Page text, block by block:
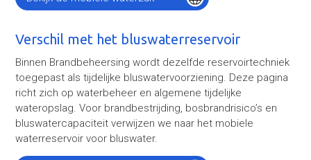
Verschil met het bluswaterreservoir
Binnen Brandbeheersing wordt dezelfde reservoirtechniek
toegepast als tijdelijke bluswatervoorziening. Deze pagina
richt zich op waterbeheer en algemene tijdelijke
wateropslag. Voor brandbestrijding, bosbrandrisico’s en
bluswatercapaciteit verwijzen we naar het mobiele
waterreservoir voor bluswater.